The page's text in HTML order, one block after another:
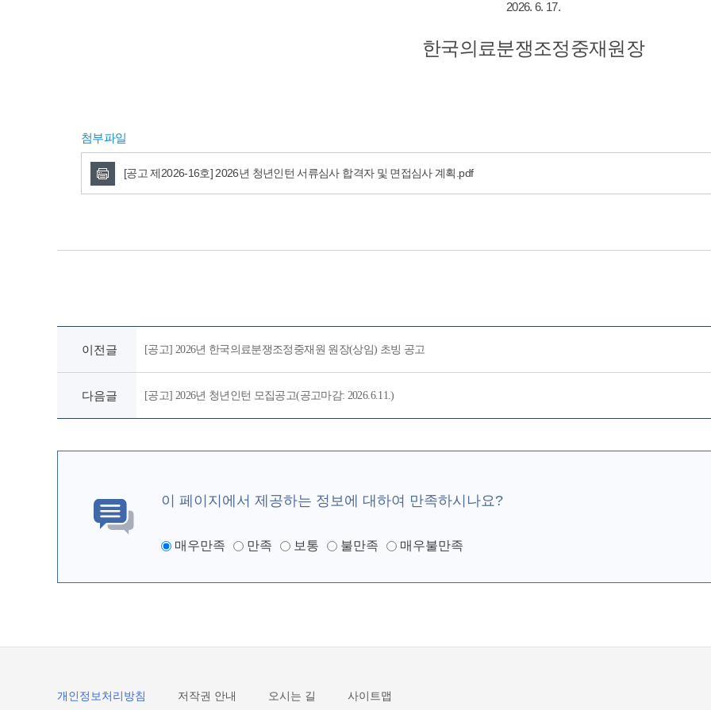
2026. 6. 17.
한국의료분쟁조정중재원장
첨부파일
[공고 제2026-16호] 2026년 청년인턴 서류심사 합격자 및 면접심사 계획.pdf
이전글 [공고] 2026년 한국의료분쟁조정중재원 원장(상임) 초빙 공고
다음글 [공고] 2026년 청년인턴 모집공고(공고마감: 2026.6.11.)
이 페이지에서 제공하는 정보에 대하여 만족하시나요?
매우만족 만족 보통 불만족 매우불만족
개인정보처리방침 저작권 안내 오시는 길 사이트맵